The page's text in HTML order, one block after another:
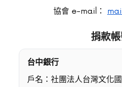
協會 e-mail：
捐款
台中銀行
戶名：社團法人台灣文化